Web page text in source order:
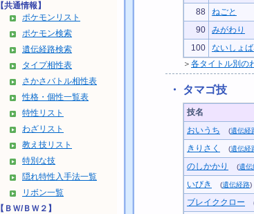
【共通情報】
ポケモンリスト
ポケモン検索
遺伝経路検索
タイプ相性表
さかさバトル相性表
性格・個性一覧表
特性リスト
わざリスト
教え技リスト
特別な技
隠れ特性入手法一覧
リボン一覧
【ＢＷ/ＢＷ２】
88
ねごと
90
みがわり
100
ないしょば
＞ 各タイトル別の
・ タマゴ技
技名
おいうち
(遺伝経
きりさく
(遺伝経
のしかかり
(遺伝
いびき
(遺伝経路)
ブレイククロー